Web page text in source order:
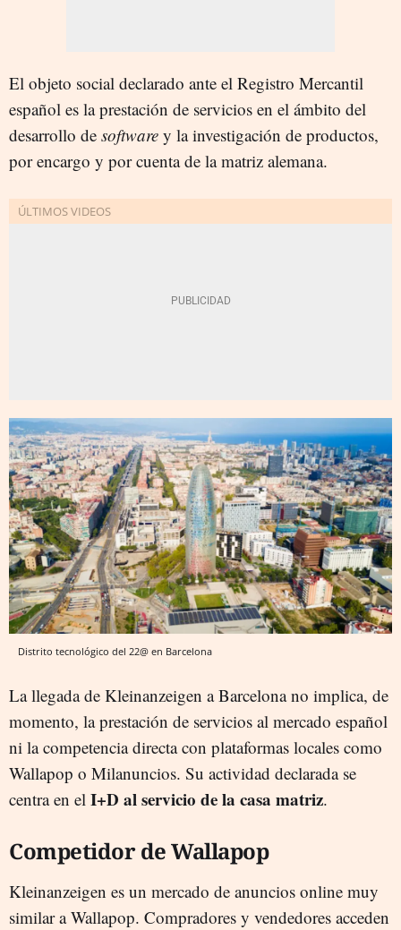
El objeto social declarado ante el Registro Mercantil
español es la prestación de servicios en el ámbito del
desarrollo de software y la investigación de productos,
por encargo y por cuenta de la matriz alemana.
Distrito tecnológico del 22@ en Barcelona
La llegada de Kleinanzeigen a Barcelona no implica, de
momento, la prestación de servicios al mercado español
ni la competencia directa con plataformas locales como
Wallapop o Milanuncios. Su actividad declarada se
centra en el I+D al servicio de la casa matriz.
Competidor de Wallapop
Kleinanzeigen es un mercado de anuncios online muy
similar a Wallapop. Compradores y vendedores acceden